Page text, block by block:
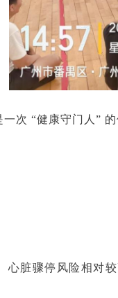
次 “健康守门人” 的
心脏骤停风险相对